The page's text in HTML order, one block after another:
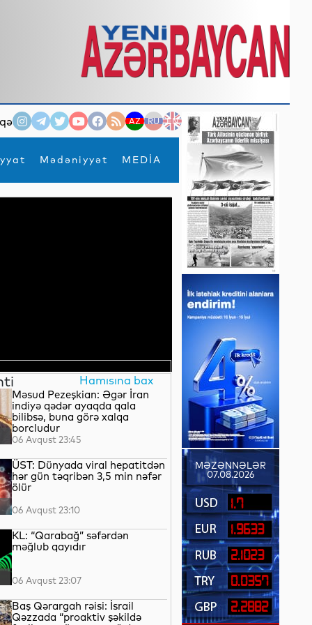
AZ RU EN
Mədəniyyət MEDİA
×
Hamısına bax
Məsud Pezeşkian: Əgər İran
indiyə qədər ayaqda qala
bilibsə, buna görə xalqa
borcludur
06 Avqust 23:45
ÜST: Dünyada viral hepatitdən
hər gün təqribən 3,5 min nəfər
ölür
06 Avqust 23:10
KL: “Qarabağ” səfərdən
məğlub qayıdır
06 Avqust 23:07
Baş Qərargah rəisi: İsrail
Qəzzada “proaktiv şəkildə
MƏZƏNNƏLƏR
07.08.2026
1.7
1.9633
2.1023
0.0357
2.2882